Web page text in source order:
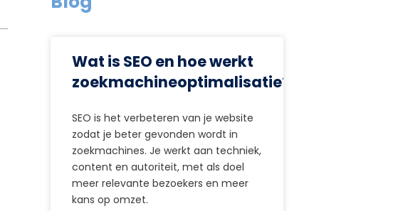
Wat is SEO en hoe werkt
zoekmachineoptimalisatie?
SEO is het verbeteren van je website
zodat je beter gevonden wordt in
zoekmachines. Je werkt aan techniek,
content en autoriteit, met als doel
meer relevante bezoekers en meer
kans op omzet.